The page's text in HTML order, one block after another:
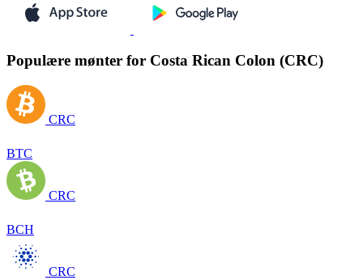
Populære mønter for Costa Rican Colon (CRC)
CRC
BTC
CRC
BCH
CRC